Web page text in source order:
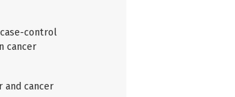
case-control
cancer
and cancer